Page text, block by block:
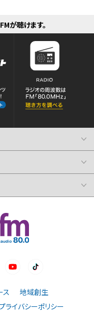
が聴けます。
ス
地域創生
ライバシーポリシー